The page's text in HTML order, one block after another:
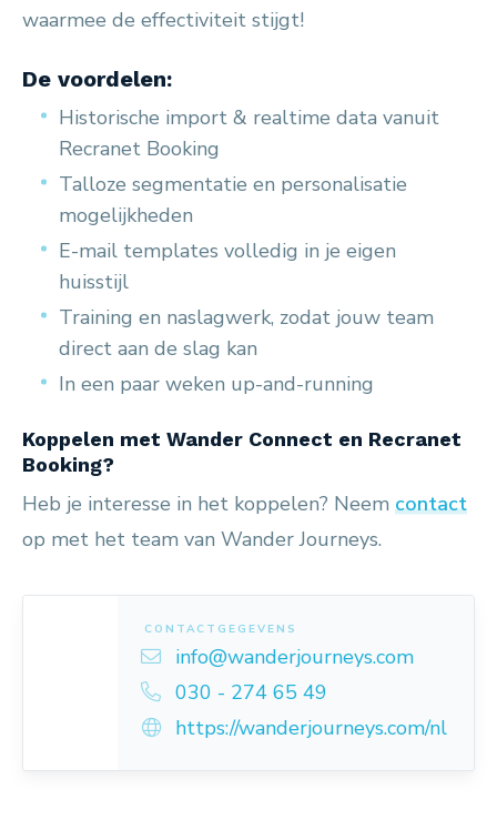
waarmee de effectiviteit stijgt!
De voordelen:
Historische import & realtime data vanuit
Recranet Booking
Talloze segmentatie en personalisatie
mogelijkheden
E-mail templates volledig in je eigen
huisstijl
Training en naslagwerk, zodat jouw team
direct aan de slag kan
In een paar weken up-and-running
Koppelen met Wander Connect en Recranet
Booking?
Heb je interesse in het koppelen? Neem contact
op met het team van Wander Journeys.
CONTACTGEGEVENS
info@wanderjourneys.com
030 - 274 65 49
https://wanderjourneys.com/nl